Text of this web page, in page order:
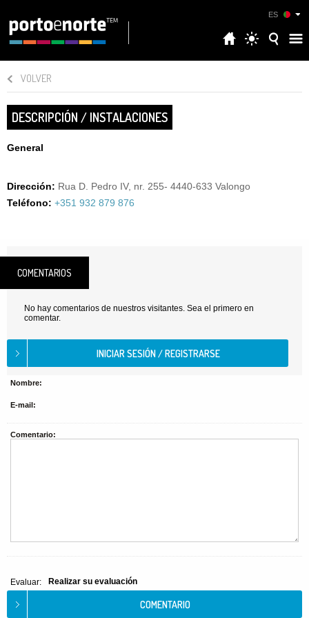
ES
VOLVER
DESCRIPCIÓN / INSTALACIONES
General
Dirección: Rua D. Pedro IV, nr. 255- 4440-633 Valongo
Teléfono: +351 932 879 876
COMENTARIOS
No hay comentarios de nuestros visitantes. Sea el primero en
comentar.
Nombre:
E-mail:
Comentario:
Evaluar: Realizar su evaluación